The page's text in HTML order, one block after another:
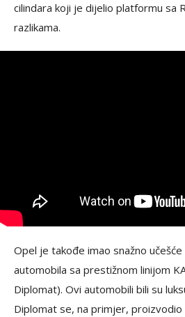
cilindara koji je dijelio platformu sa
razlikama.
Opel je takođe imao snažno
automobila sa prestižnom linijom
Diplomat). Ovi automobili bili su
Diplomat se, na primjer,